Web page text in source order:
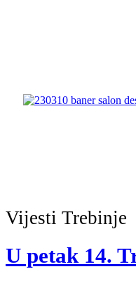
Vijesti Trebinje
U petak 14.